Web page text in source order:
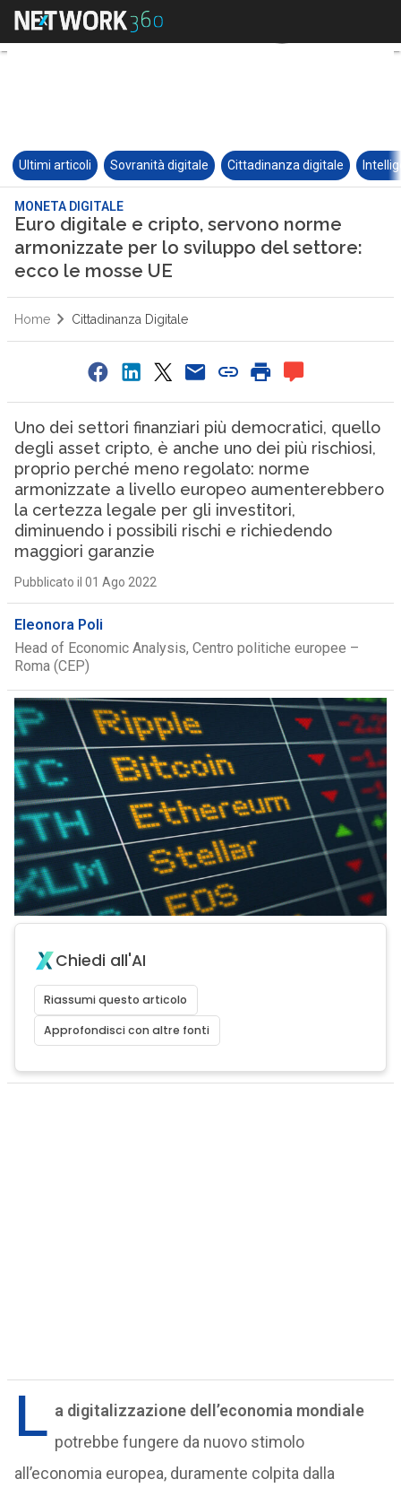
Ultimi articoli Sovranità digitale Cittadinanza digitale
MONETA DIGITALE
Euro digitale e cripto, servono norme
armonizzate per lo sviluppo del settore:
ecco le mosse UE
Home Cittadinanza Digitale
Uno dei settori finanziari più democratici, quello
degli asset cripto, è anche uno dei più rischiosi,
proprio perché meno regolato: norme
armonizzate a livello europeo aumenterebbero
la certezza legale per gli investitori,
diminuendo i possibili rischi e richiedendo
maggiori garanzie
Pubblicato il 01 Ago 2022
Eleonora Poli
Head of Economic Analysis, Centro politiche europee –
Roma (CEP)
Chiedi all'AI
Riassumi questo articolo
Approfondisci con altre fonti
L a digitalizzazione dell’economia mondiale
potrebbe fungere da nuovo stimolo
all’economia europea, duramente colpita dalla